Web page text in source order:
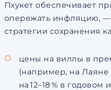
Пхукет обеспечивает
опережать инфляцию, —
стратегии сохранения
цены на виллы в
(например, на
на 12–18 % в годовом